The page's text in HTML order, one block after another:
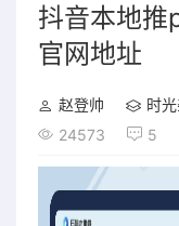
抖音本地推
官网地址
赵登帅 时
24573
5